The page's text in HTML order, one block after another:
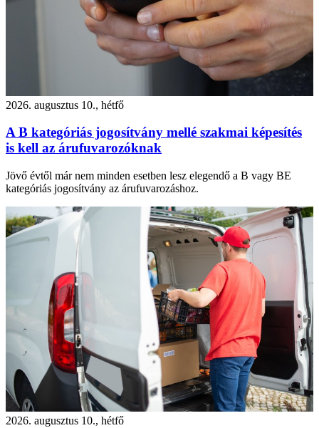
2026. augusztus 10., hétfő
A B kategóriás jogosítvány mellé szakmai képesítés
is kell az árufuvarozóknak
Jövő évtől már nem minden esetben lesz elegendő a B vagy BE
kategóriás jogosítvány az árufuvarozáshoz.
2026. augusztus 10., hétfő